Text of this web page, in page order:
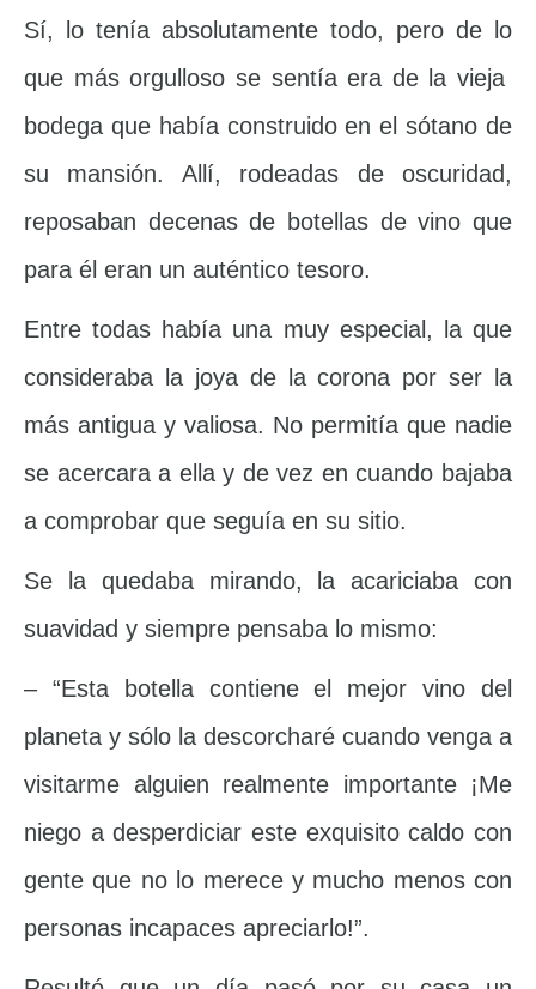
Sí, lo tenía absolutamente todo, pero de lo
que más orgulloso se sentía era de la vieja
bodega que había construido en el sótano de
su mansión. Allí, rodeadas de oscuridad,
reposaban decenas de botellas de vino que
para él eran un auténtico tesoro.
Entre todas había una muy especial, la que
consideraba la joya de la corona por ser la
más antigua y valiosa. No permitía que nadie
se acercara a ella y de vez en cuando bajaba
a comprobar que seguía en su sitio.
Se la quedaba mirando, la acariciaba con
suavidad y siempre pensaba lo mismo:
– “Esta botella contiene el mejor vino del
planeta y sólo la descorcharé cuando venga a
visitarme alguien realmente importante ¡Me
niego a desperdiciar este exquisito caldo con
gente que no lo merece y mucho menos con
personas incapaces apreciarlo!”.